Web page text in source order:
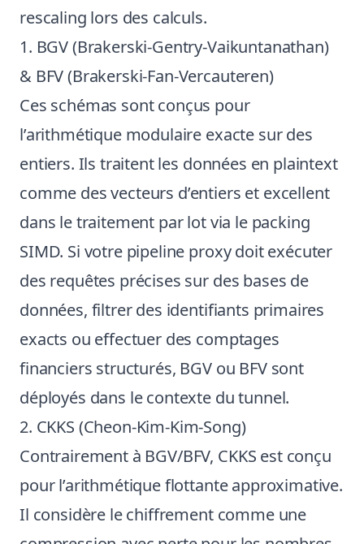
rescaling lors des calculs.
1. BGV (Brakerski-Gentry-Vaikuntanathan)
& BFV (Brakerski-Fan-Vercauteren)
Ces schémas sont conçus pour
l’arithmétique modulaire exacte sur des
entiers. Ils traitent les données en plaintext
comme des vecteurs d’entiers et excellent
dans le traitement par lot via le packing
SIMD. Si votre pipeline proxy doit exécuter
des requêtes précises sur des bases de
données, filtrer des identifiants primaires
exacts ou effectuer des comptages
financiers structurés, BGV ou BFV sont
déployés dans le contexte du tunnel.
2. CKKS (Cheon-Kim-Kim-Song)
Contrairement à BGV/BFV, CKKS est conçu
pour l’arithmétique flottante approximative.
Il considère le chiffrement comme une